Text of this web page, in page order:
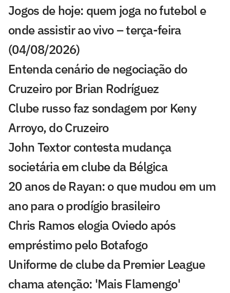
Jogos de hoje: quem joga no futebol e
onde assistir ao vivo – terça-feira
(04/08/2026)
Entenda cenário de negociação do
Cruzeiro por Brian Rodríguez
Clube russo faz sondagem por Keny
Arroyo, do Cruzeiro
John Textor contesta mudança
societária em clube da Bélgica
20 anos de Rayan: o que mudou em um
ano para o prodígio brasileiro
Chris Ramos elogia Oviedo após
empréstimo pelo Botafogo
Uniforme de clube da Premier League
chama atenção: 'Mais Flamengo'